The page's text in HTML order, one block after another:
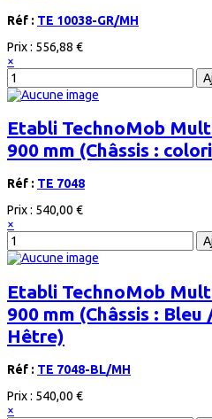
Réf : TE 10038-GR/MH
Prix : 556,88 €
×
Etabli TechnoMob
900 mm (Châssis :
Réf : TE 7048
Prix : 540,00 €
×
Etabli TechnoMob
900 mm (Châssis :
Hêtre)
Réf : TE 7048-BL/MH
Prix : 540,00 €
×